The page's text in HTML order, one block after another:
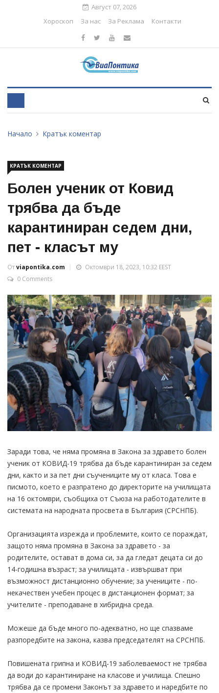
Август 07, 2026
Хороскоп
За нас За Реклама Контакти
Начало Кратък коментар
КРАТЪК КОМЕНТАР
Болен ученик от Ковид
трябва да бъде
карантиниран седем дни,
пет - класът му
Отviapontika.com
Октомври 18, 2023, 10:32 EEST
0 Comments
Заради това, че няма промяна в Закона за здравето болен
ученик от КОВИД-19 трябва да бъде карантиниран за седем
дни, както и за пет дни съучениците му от класа. Това е
писмото, което е разпратено до директорите на училищата
на 16 октомври, съобщиха от Съюза на работодателите в
системата на народната просвета в България (СРСНПБ).
Организацията изрежда и проблемите, които се пораждат,
защото няма промяна в Закона за здравето - за
родителите, остават в дома си, за да гледат децата си до
14-годишна възраст; за училищата - извършват при
възможност дистанционно обучение; за учениците - по-
некачествен учебен процес в дистанционен формат; за
учителите - преподаване в хибридна среда.
Можеше да бъде много по-адекватно, но ще спазваме
разпоредбите на закона, казва председателят на СРСНПБ.
Повишената грипна и КОВИД-19 заболеваемост не трябва
да води до карантиниране на класове и училища. Спешно
трябва да се промени Законът за здравето и наредбите по